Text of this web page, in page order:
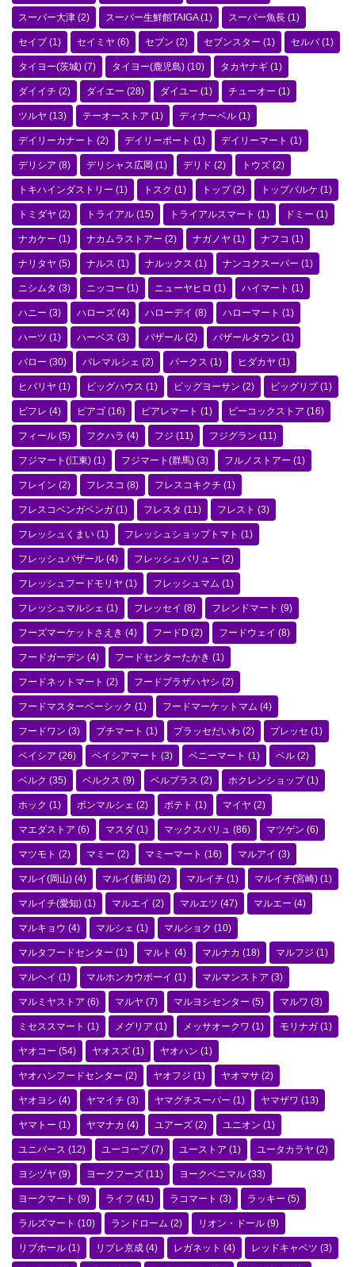
スーパー大津 (2) スーパー生鮮館TAIGA(1) スーパー魚長 (1)
セイブ (1) セイミヤ (6) セブン (2) セブンスター (1) セルバ(1)
タイヨー(茨城) (7) タイヨー(鹿児島) (10) タカヤナギ (1)
ダイイチ (2) ダイエー (28) ダイユー (1) チューオー (1)
ツルヤ (13) テーオーストア (1) ディナーベル (1)
デイリーカナート (2) デイリーポート (1) デイリーマート (1)
デリシア (8) デリシャス広岡 (1) デリド (2) トウズ (2)
トキハインダストリー (1) トスク (1) トップ(2) トップパルケ (1)
トミダヤ (2) トライアル (15) トライアルスマート (1) ドミー (1)
ナカケー (1) ナカムラストアー (2) ナガノヤ (1) ナフコ (1)
ナリタヤ (5) ナルス (1) ナルックス (1) ナンコクスーパー (1)
ニシムタ (3) ニッコー (1) ニューヤヒロ (1) ハイマート (1)
ハニー (3) ハローズ (4) ハローデイ (8) ハローマート (1)
ハーツ (1) ハーベス (3) バザール (2) バザールタウン (1)
バロー (30) パレマルシェ (2) パークス (1) ヒダカヤ (1)
ヒバリヤ (1) ビッグハウス (1) ビッグヨーサン (2) ビッグリブ (1)
ビフレ (4) ピアゴ (16) ピアレマート (1) ピーコックストア (16)
フィール (5) フクハラ (4) フジ (11) フジグラン (11)
フジマート(江東) (1) フジマート(群馬) (3) フルノストアー (1)
フレイン (2) フレスコ (8) フレスコキクチ (1)
フレスコベンガベンガ (1) フレスタ (11) フレスト (3)
フレッシュくまい (1) フレッシュショップトマト (1)
フレッシュバザール (4) フレッシュバリュー (2)
フレッシュフードモリヤ (1) フレッシュマム (1)
フレッシュマルシェ (1) フレッセイ (8) フレンドマート (9)
フーズマーケットさえき (4) フードD (2) フードウェイ (8)
フードガーデン (4) フードセンターたかき (1)
フードネットマート (2) フードプラザハヤシ (2)
フードマスターベーシック (1) フードマーケットマム (4)
フードワン (3) プチマート (1) プラッセだいわ (2) プレッセ (1)
ベイシア (26) ベイシアマート (3) ベニーマート (1) ベル (2)
ベルク (35) ベルクス (9) ベルプラス (2) ホクレンショップ(1)
ホック (1) ボンマルシェ (2) ポテト (1) マイヤ (2)
マエダストア (6) マスダ (1) マックスバリュ (86) マツゲン (6)
マツモト (2) マミー (2) マミーマート (16) マルアイ (3)
マルイ(岡山) (4) マルイ(新潟) (2) マルイチ (1) マルイチ(宮崎) (1)
マルイチ(愛知) (1) マルエイ (2) マルエツ (47) マルエー (4)
マルキョウ (4) マルシェ (1) マルショク (10)
マルタフードセンター (1) マルト (4) マルナカ (18) マルフジ (1)
マルヘイ (1) マルホンカウボーイ (1) マルマンストア (3)
マルミヤストア (6) マルヤ (7) マルヨシセンター (5) マルワ (3)
ミセススマート (1) メグリア (1) メッサオークワ (1) モリナガ (1)
ヤオコー (54) ヤオスズ (1) ヤオハン (1)
ヤオハンフードセンター (2) ヤオフジ (1) ヤオマサ (2)
ヤオヨシ (4) ヤマイチ (3) ヤマグチスーパー (1) ヤマザワ (13)
ヤマトー (1) ヤマナカ (4) ユアーズ (2) ユニオン (1)
ユニバース (12) ユーコープ(7) ユーストア (1) ユータカラヤ (2)
ヨシヅヤ (9) ヨークフーズ (11) ヨークベニマル (33)
ヨークマート (9) ライフ (41) ラコマート (3) ラッキー (5)
ラルズマート (10) ランドローム (2) リオン・ドール (9)
リブホール (1) リブレ京成 (4) レガネット (4) レッドキャベツ (3)